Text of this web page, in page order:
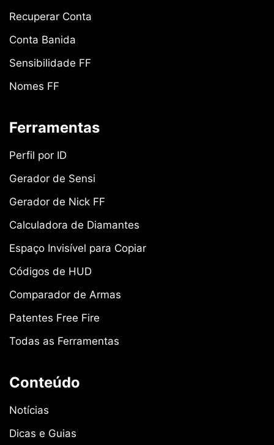
Recuperar Conta
Conta Banida
Sensibilidade FF
Nomes FF
Ferramentas
Perfil por ID
Gerador de Sensi
Gerador de Nick FF
Calculadora de Diamantes
Espaço Invisível para Copiar
Códigos de HUD
Comparador de Armas
Patentes Free Fire
Todas as Ferramentas
Conteúdo
Notícias
Dicas e Guias